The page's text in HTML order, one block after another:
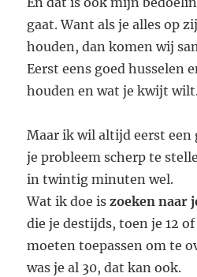
gaat. Want als je alles op
houden, dan komen wij
Eerst eens goed husselen
houden en wat je kwijt
Maar ik wil altijd eerst een
je probleem scherp te
in twintig minuten wel.
Wat ik doe iszoeken naar
die je destijds, toen je 12
moeten toepassen om te
was je al 30, dat kan ook.